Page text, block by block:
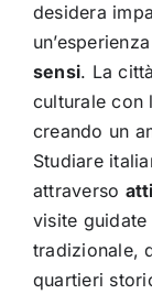
desidera
sensi. La
culturale con
creando un
Studiare
attraverso
visite
tradizionale,
quartieri